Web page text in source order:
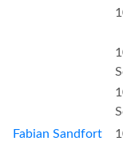
Fabian Sandfort